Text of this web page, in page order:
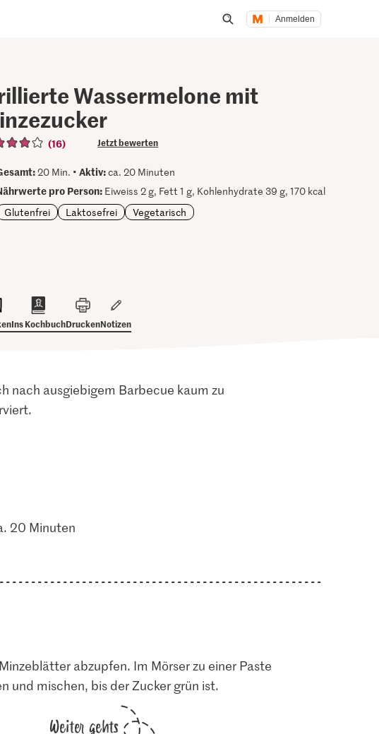
Anmelden
Wassermelone mit
(16) Jetzt bewerten
20 Min. •Aktiv:ca. 20 Minuten
pro Person: Eiweiss 2 g, Fett 1 g, Kohlenhydrate 39 g, 170 kcal
Glutenfrei
Laktosefrei Vegetarisch
Ins KochbuchDruckenNotizen
nach ausgiebigem Barbecue kaum zu
20 Minuten
abzupfen. Im Mörser zu einer Paste
und mischen, bis der Zucker grün ist.
Weiter gehts